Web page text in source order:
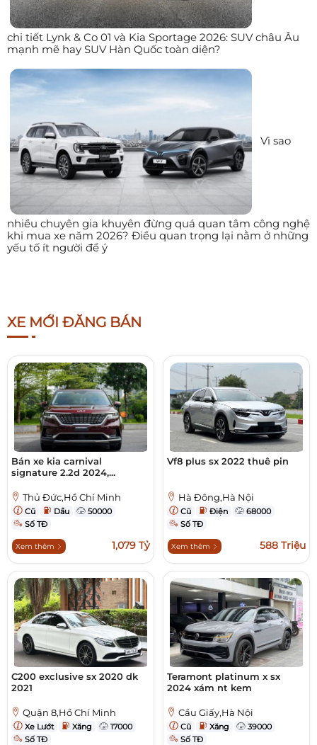
chi tiết Lynk & Co 01 và Kia Sportage 2026: SUV châu Âu
mạnh mẽ hay SUV Hàn Quốc toàn diện?
Vì sao
nhiều chuyên gia khuyên đừng quá quan tâm công nghệ
khi mua xe năm 2026? Điều quan trọng lại nằm ở những
yếu tố ít người để ý
XE MỚI ĐĂNG BÁN
Bán xe kia carnival
signature 2.2d 2024,...
Thủ Đức,Hồ Chí Minh
Cũ Dầu
50000
Số TĐ
Xem thêm 1,079 Tỷ
Vf8 plus sx 2022 thuê pin
Hà Đông,Hà Nội
Cũ Điện
68000
Số TĐ
Xem thêm 588 Triệu
C200 exclusive sx 2020 dk
2021
Quận 8,Hồ Chí Minh
Xe Lướt Xăng
17000
Số TĐ
Teramont platinum x sx
2024 xám nt kem
Cầu Giấy,Hà Nội
Cũ Xăng
39000
Số TĐ